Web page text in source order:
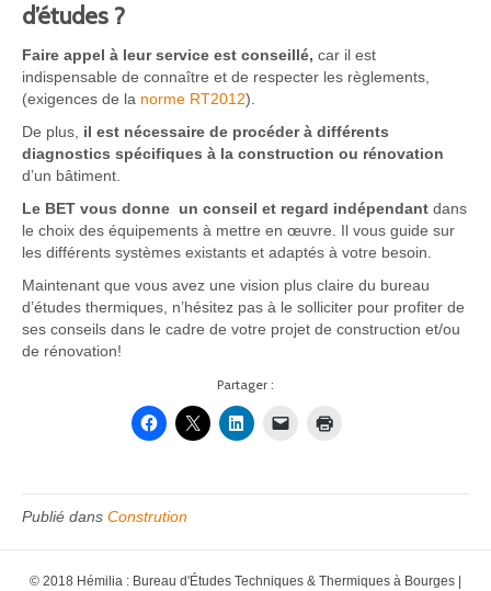
d’études ?
Faire appel à leur service est conseillé, car il est
indispensable de connaître et de respecter les règlements,
(exigences de la norme RT2012).
De plus, il est nécessaire de procéder à différents
diagnostics spécifiques à la construction ou rénovation
d’un bâtiment.
Le BET vous donne un conseil et regard indépendant dans
le choix des équipements à mettre en œuvre. Il vous guide sur
les différents systèmes existants et adaptés à votre besoin.
Maintenant que vous avez une vision plus claire du bureau
d’études thermiques, n’hésitez pas à le solliciter pour profiter de
ses conseils dans le cadre de votre projet de construction et/ou
de rénovation!
Partager :
Publié dans Constrution
© 2018 Hémilia : Bureau d'Études Techniques & Thermiques à Bourges |